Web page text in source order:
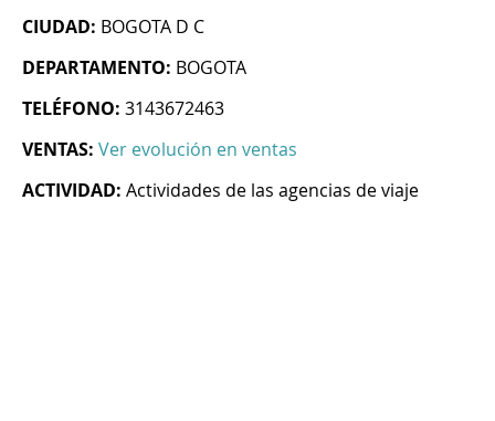
CIUDAD: BOGOTA D C
DEPARTAMENTO: BOGOTA
TELÉFONO: 3143672463
VENTAS: Ver evolución en ventas
ACTIVIDAD: Actividades de las agencias de viaje